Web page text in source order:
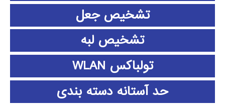
تشخیص جعل
تشخیص لبه
تولباکس WLAN
حد آستانه دسته بندی